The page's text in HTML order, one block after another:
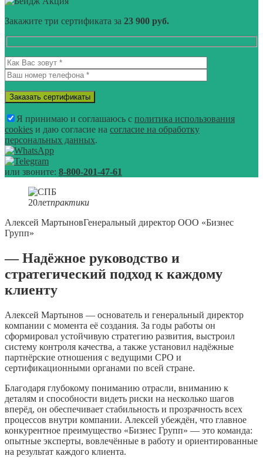
Закажите три сертификата за 23 900 руб.
Я принимаю и соглашаюсь с политика использования
cookies и даю согласие на согласие на обработку
персональных данных.
или звоните: 8-800-201-47-61
20летпрактики
Алексей МартыновГенеральный директор ООО «Бизнес
Групп»
— Надёжное руководство и
стратегический подход к каждому
клиенту
Алексей Мартынов — основатель и генеральный директор
компании с момента её создания. За годы работы он
сформировал устойчивую стратегию развития, выстроил
систему контроля качества, а также установил надёжные
партнёрские отношения с ведущими СРО и
сертификационными органами по всей стране.
Благодаря глубокому пониманию отрасли, вниманию к
деталям и способности видеть риски на несколько шагов
вперёд, он обеспечивает стабильность и прозрачность всех
процессов внутри компании. Алексей убеждён, что главное
конкурентное преимущество «Бизнес Групп» — это команда:
опытные эксперты, вовлечённые в работу и ориентированные
на результат каждого клиента.